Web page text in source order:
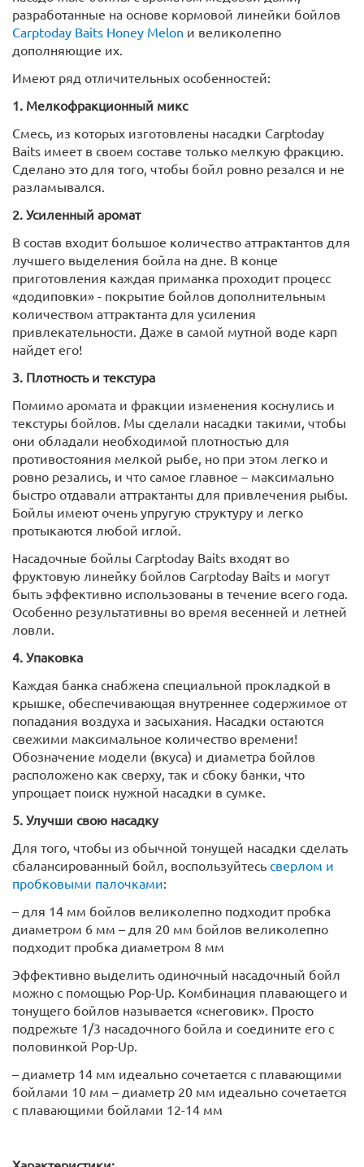
разработанные на основе кормовой линейки бойлов
Carptoday Baits Honey Melon и великолепно
дополняющие их.
Имеют ряд отличительных особенностей:
1. Мелкофракционный микс
Смесь, из которых изготовлены насадки Carptoday
Baits имеет в своем составе только мелкую фракцию.
Сделано это для того, чтобы бойл ровно резался и не
разламывался.
2. Усиленный аромат
В состав входит большое количество аттрактантов для
лучшего выделения бойла на дне. В конце
приготовления каждая приманка проходит процесс
«додиповки» - покрытие бойлов дополнительным
количеством аттрактанта для усиления
привлекательности. Даже в самой мутной воде карп
найдет его!
3. Плотность и текстура
Помимо аромата и фракции изменения коснулись и
текстуры бойлов. Мы сделали насадки такими, чтобы
они обладали необходимой плотностью для
противостояния мелкой рыбе, но при этом легко и
ровно резались, и что самое главное – максимально
быстро отдавали аттрактанты для привлечения рыбы.
Бойлы имеют очень упругую структуру и легко
протыкаются любой иглой.
Насадочные бойлы Carptoday Baits входят во
фруктовую линейку бойлов Carptoday Baits и могут
быть эффективно использованы в течение всего года.
Особенно результативны во время весенней и летней
ловли.
4. Упаковка
Каждая банка снабжена специальной прокладкой в
крышке, обеспечивающая внутреннее содержимое от
попадания воздуха и засыхания. Насадки остаются
свежими максимальное количество времени!
Обозначение модели (вкуса) и диаметра бойлов
расположено как сверху, так и сбоку банки, что
упрощает поиск нужной насадки в сумке.
5. Улучши свою насадку
Для того, чтобы из обычной тонущей насадки сделать
сбалансированный бойл, воспользуйтесь сверлом и
пробковыми палочками:
– для 14 мм бойлов великолепно подходит пробка
диаметром 6 мм – для 20 мм бойлов великолепно
подходит пробка диаметром 8 мм
Эффективно выделить одиночный насадочный бойл
можно с помощью Pop-Up. Комбинация плавающего и
тонущего бойлов называется «снеговик». Просто
подрежьте 1/3 насадочного бойла и соедините его с
половинкой Pop-Up.
– диаметр 14 мм идеально сочетается с плавающими
бойлами 10 мм – диаметр 20 мм идеально сочетается
с плавающими бойлами 12-14 мм